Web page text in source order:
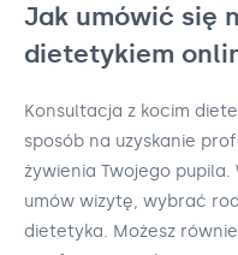
Jak umówić się
dietetykiem
Konsultacja z kocim
sposób na uzyskanie
żywienia Twojego
umów wizytę, wybrać
dietetyka. Możesz